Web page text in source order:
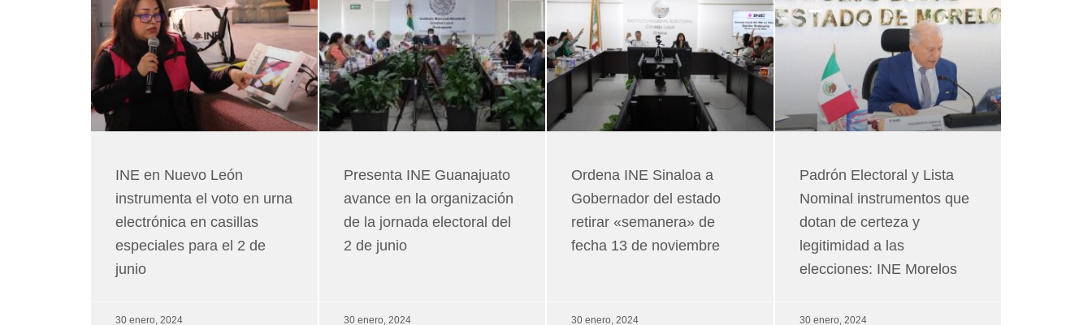
INE en Nuevo León
instrumenta el voto en urna
electrónica en casillas
especiales para el 2 de
junio
30 enero, 2024
Presenta INE Guanajuato
avance en la organización
de la jornada electoral del
2 de junio
30 enero, 2024
Ordena INE Sinaloa a
Gobernador del estado
retirar «semanera» de
fecha 13 de noviembre
30 enero, 2024
Padrón Electoral y Lista
Nominal instrumentos que
dotan de certeza y
legitimidad a las
elecciones: INE Morelos
30 enero, 2024